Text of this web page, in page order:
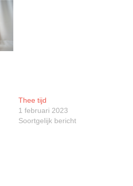
Thee tijd
1 februari 2023
Soortgelijk bericht